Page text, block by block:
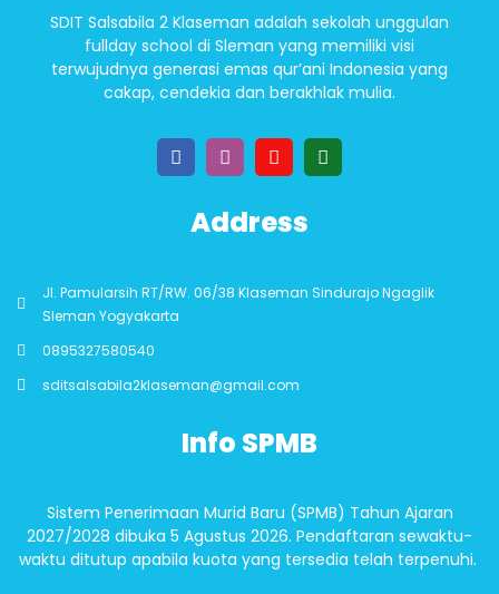
SDIT Salsabila 2 Klaseman adalah sekolah unggulan
fullday school di Sleman yang memiliki visi
terwujudnya generasi emas qur’ani Indonesia yang
cakap, cendekia dan berakhlak mulia.
Address
Jl. Pamularsih RT/RW. 06/38 Klaseman Sindurajo Ngaglik
Sleman Yogyakarta
0895327580540
sditsalsabila2klaseman@gmail.com
Info SPMB
Sistem Penerimaan Murid Baru (SPMB) Tahun Ajaran
2027/2028 dibuka 5 Agustus 2026. Pendaftaran sewaktu-
waktu ditutup apabila kuota yang tersedia telah terpenuhi.